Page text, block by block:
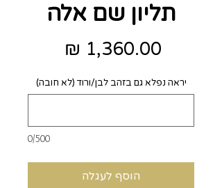
תליון שם אלה
יראה נפלא גם בזהב לבן/ורוד (לא חובה)
0/500
הוסף לעגלה